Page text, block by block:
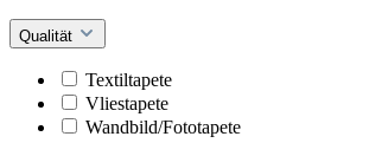
Qualität
Textiltapete
Vliestapete
Wandbild/Fototapete